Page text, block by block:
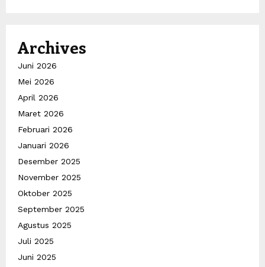
Archives
Juni 2026
Mei 2026
April 2026
Maret 2026
Februari 2026
Januari 2026
Desember 2025
November 2025
Oktober 2025
September 2025
Agustus 2025
Juli 2025
Juni 2025